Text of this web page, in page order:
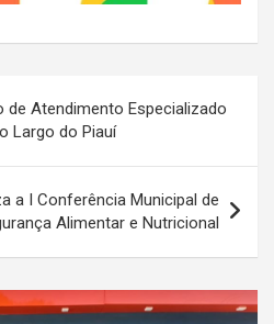
de Atendimento Especializado
Largo do Piauí
a I Conferência Municipal de
Alimentar e Nutricional